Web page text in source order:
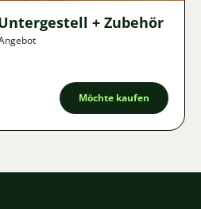
+ Zubehör
Möchte kaufen